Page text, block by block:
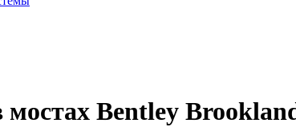
мостах Bentley